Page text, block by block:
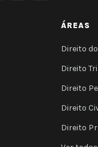
ÁREAS
Direito
Direito
Direito
Direito
Direito